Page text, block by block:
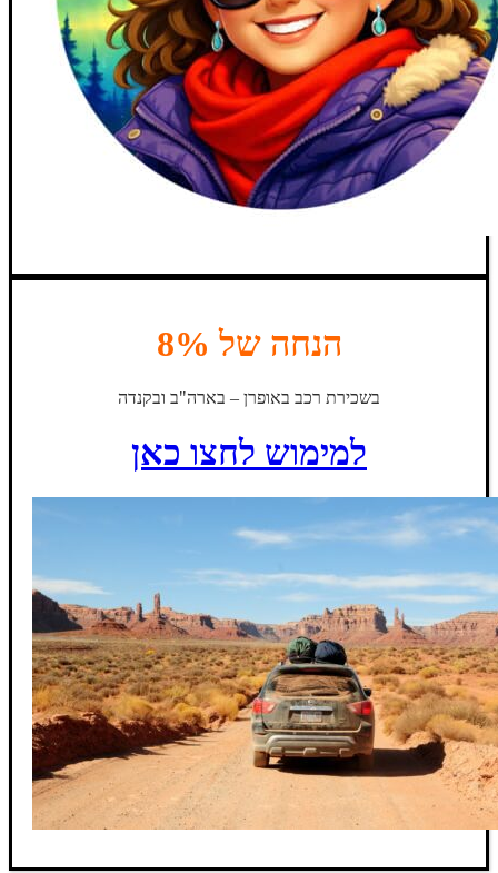
הנחה של 8%
בשכירת רכב באופרן – בארה"ב ובקנדה
למימוש לחצו כאן